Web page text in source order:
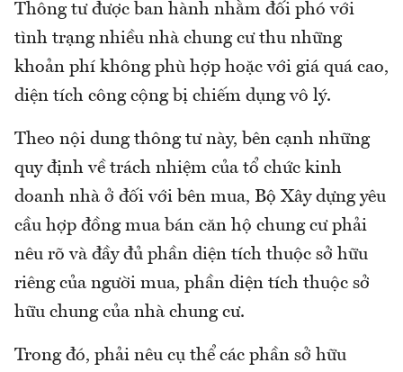
Thông tư được ban hành nhằm đối phó với
tình trạng nhiều nhà chung cư thu những
khoản phí không phù hợp hoặc với giá quá cao,
diện tích công cộng bị chiếm dụng vô lý.
Theo nội dung thông tư này, bên cạnh những
quy định về trách nhiệm của tổ chức kinh
doanh nhà ở đối với bên mua, Bộ Xây dựng yêu
cầu hợp đồng mua bán căn hộ chung cư phải
nêu rõ và đầy đủ phần diện tích thuộc sở hữu
riêng của người mua, phần diện tích thuộc sở
hữu chung của nhà chung cư.
Trong đó, phải nêu cụ thể các phần sở hữu